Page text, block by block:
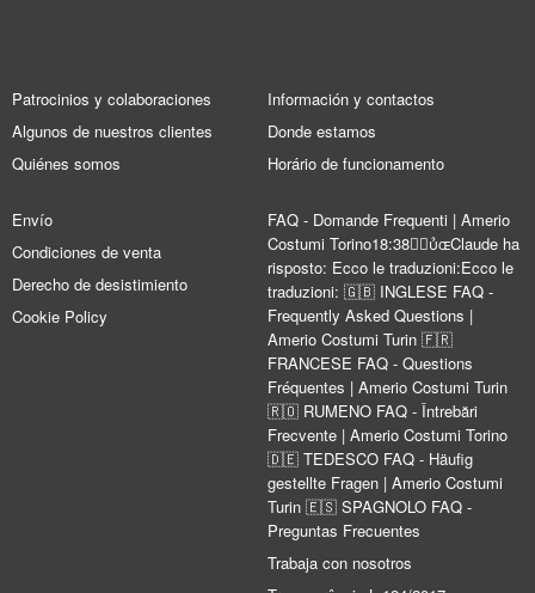
Patrocinios y colaboraciones
Algunos de nuestros clientes
Quiénes somos
Información y contactos
Donde estamos
Horário de funcionamento
Envío
Condiciones de venta
Derecho de desistimiento
Cookie Policy
FAQ - Domande Frequenti | Amerio
Costumi Torino18:38Claude ha
risposto: Ecco le traduzioni:Ecco le
traduzioni: 🇬🇧 INGLESE FAQ -
Frequently Asked Questions |
Amerio Costumi Turin 🇫🇷
FRANCESE FAQ - Questions
Fréquentes | Amerio Costumi Turin
🇷🇴 RUMENO FAQ - Întrebări
Frecvente | Amerio Costumi Torino
🇩🇪 TEDESCO FAQ - Häufig
gestellte Fragen | Amerio Costumi
Turin 🇪🇸 SPAGNOLO FAQ -
Preguntas Frecuentes
Trabaja con nosotros